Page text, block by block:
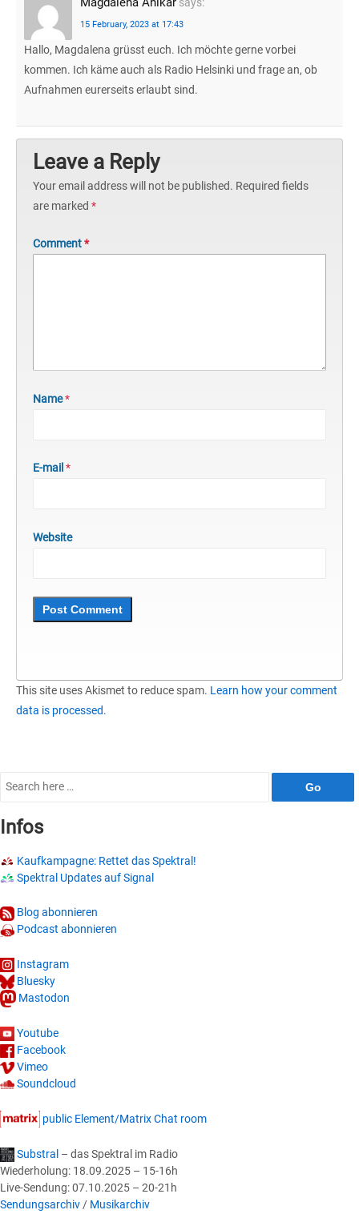
15 February, 2023 at 17:43
Hallo, Magdalena grüsst euch. Ich möchte gerne vorbei
kommen. Ich käme auch als Radio Helsinki und frage an, ob
Aufnahmen eurerseits erlaubt sind.
Leave a Reply
Your email address will not be published. Required fields
are marked *
Comment*
Name*
E-mail *
Website
This site uses Akismet to reduce spam. Learn how your comment
data is processed.
Search
Infos
Kaufkampagne: Rettet das Spektral!
Spektral Updates auf Signal
Blog abonnieren
Podcast abonnieren
Instagram
Bluesky
Mastodon
Youtube
Facebook
Vimeo
Soundcloud
public Element/Matrix Chat room
Substral – das Spektral im Radio
Wiederholung: 18.09.2025 – 15-16h
Live-Sendung: 07.10.2025 – 20-21h
Sendungsarchiv / Musikarchiv